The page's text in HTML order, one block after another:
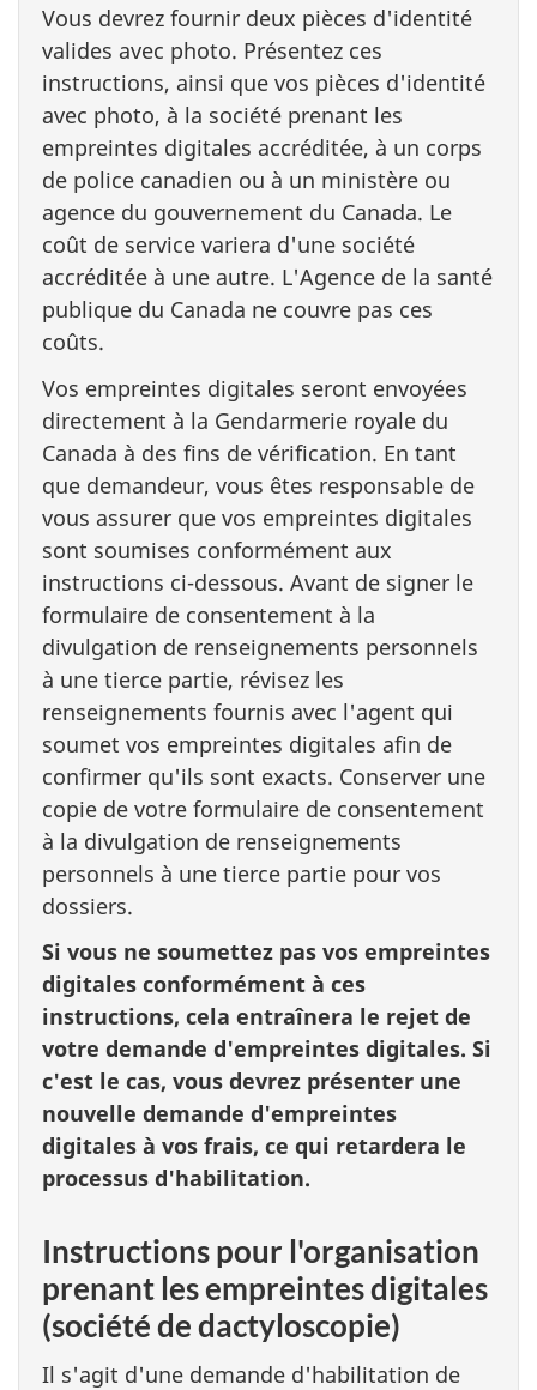
Vous devrez fournir deux pièces d'identité
valides avec photo. Présentez ces
instructions, ainsi que vos pièces d'identité
avec photo, à la société prenant les
empreintes digitales accréditée, à un corps
de police canadien ou à un ministère ou
agence du gouvernement du Canada. Le
coût de service variera d'une société
accréditée à une autre. L'Agence de la santé
publique du Canada ne couvre pas ces
coûts.
Vos empreintes digitales seront envoyées
directement à la Gendarmerie royale du
Canada à des fins de vérification. En tant
que demandeur, vous êtes responsable de
vous assurer que vos empreintes digitales
sont soumises conformément aux
instructions ci-dessous. Avant de signer le
formulaire de consentement à la
divulgation de renseignements personnels
à une tierce partie, révisez les
renseignements fournis avec l'agent qui
soumet vos empreintes digitales afin de
confirmer qu'ils sont exacts. Conserver une
copie de votre formulaire de consentement
à la divulgation de renseignements
personnels à une tierce partie pour vos
dossiers.
Si vous ne soumettez pas vos empreintes
digitales conformément à ces
instructions, cela entraînera le rejet de
votre demande d'empreintes digitales. Si
c'est le cas, vous devrez présenter une
nouvelle demande d'empreintes
digitales à vos frais, ce qui retardera le
processus d'habilitation.
Instructions pour l'organisation
prenant les empreintes digitales
(société de dactyloscopie)
Il s'agit d'une demande d'habilitation de